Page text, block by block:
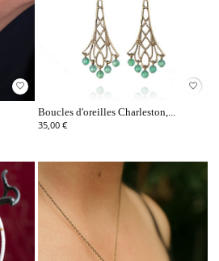
favorite_border favorite_border
Boucles d'oreilles Charleston,...
35,00 €